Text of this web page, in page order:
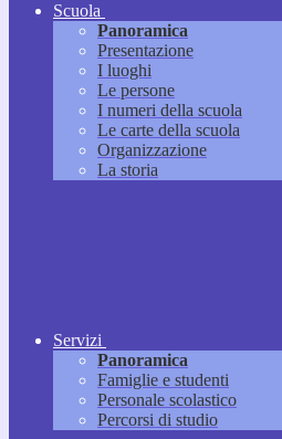
Scuola
Panoramica
Presentazione
I luoghi
Le persone
I numeri della scuola
Le carte della scuola
Organizzazione
La storia
Servizi
Panoramica
Famiglie e studenti
Personale scolastico
Percorsi di studio